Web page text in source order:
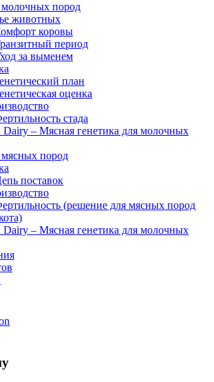
пород
животных
коровы
период
за выменем
план
оценка
стада
Dairy – Мясная генетика для молочных
пород
поставок
(решение для мясных пород
Dairy – Мясная генетика для молочных